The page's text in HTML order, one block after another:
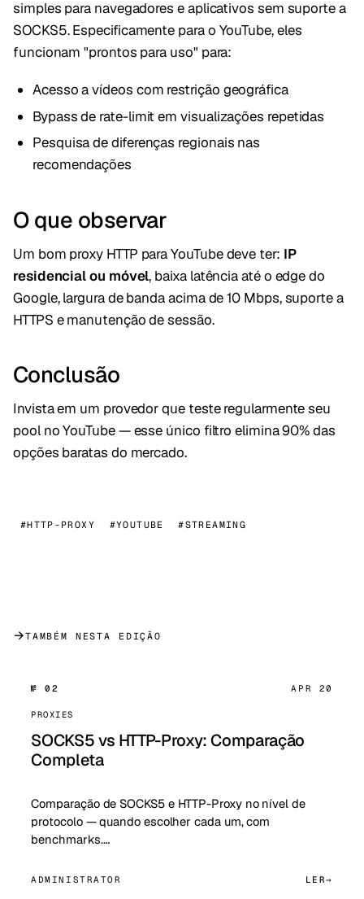
simples para navegadores e aplicativos sem suporte a
SOCKS5. Especificamente para o YouTube, eles
funcionam "prontos para uso" para:
Acesso a vídeos com restrição geográfica
Bypass de rate-limit em visualizações repetidas
Pesquisa de diferenças regionais nas
recomendações
O que observar
Um bom proxy HTTP para YouTube deve ter: IP
residencial ou móvel, baixa latência até o edge do
Google, largura de banda acima de 10 Mbps, suporte a
HTTPS e manutenção de sessão.
Conclusão
Invista em um provedor que teste regularmente seu
pool no YouTube— esse único filtro elimina 90% das
opções baratas do mercado.
#HTTP-PROXY #YOUTUBE #STREAMING
→TAMBÉM NESTA EDIÇÃO
№ 02 APR 20
PROXIES
SOCKS5 vs HTTP-Proxy: Comparação
Completa
Comparação de SOCKS5 e HTTP-Proxy no nível de
protocolo — quando escolher cada um, com
benchmarks.…
ADMINISTRATOR LER